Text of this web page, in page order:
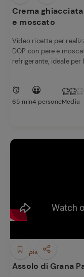
Crema ghiacciata
e moscato
Video ricetta per
DOP con pere e
refrigerante, ideale per
65 min4 personeMedia
Primi piatti
Assolo di Grana